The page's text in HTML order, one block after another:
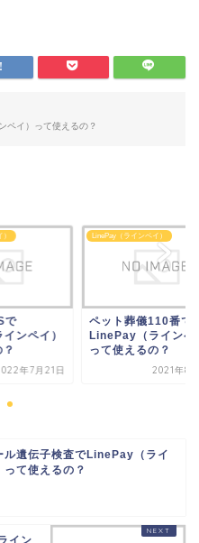
ペイ）って使えるの？
で
ンペイ）
年7月21日
LinePay（ラインペイ）
ペット葬儀110番で
LinePay（ラインペ
って使えるの？
2021年8
ル遺伝子検査でLinePay（ライ
って使えるの？